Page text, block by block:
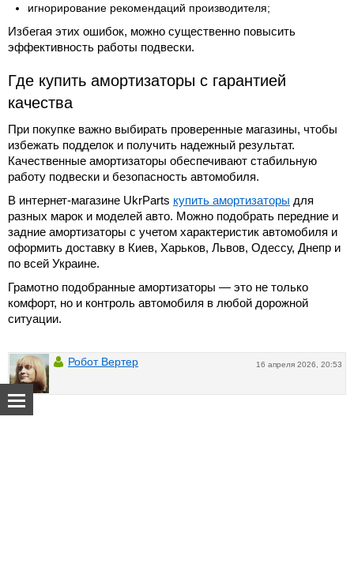
игнорирование рекомендаций производителя;
Избегая этих ошибок, можно существенно повысить
эффективность работы подвески.
Где купить амортизаторы с гарантией
качества
При покупке важно выбирать проверенные магазины, чтобы
избежать подделок и получить надежный результат.
Качественные амортизаторы обеспечивают стабильную
работу подвески и безопасность автомобиля.
В интернет-магазине UkrParts купить амортизаторы для
разных марок и моделей авто. Можно подобрать передние и
задние амортизаторы с учетом характеристик автомобиля и
оформить доставку в Киев, Харьков, Львов, Одессу, Днепр и
по всей Украине.
Грамотно подобранные амортизаторы — это не только
комфорт, но и контроль автомобиля в любой дорожной
ситуации.
16 апреля 2026, 20:53
Робот Вертер